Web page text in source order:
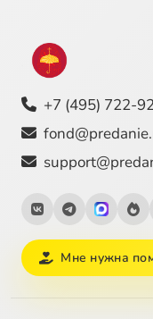
+7 (495) 722-
Мне нужна